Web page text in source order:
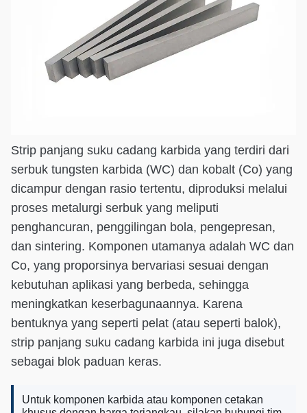
Strip panjang suku cadang karbida yang terdiri dari
serbuk tungsten karbida (WC) dan kobalt (Co) yang
dicampur dengan rasio tertentu, diproduksi melalui
proses metalurgi serbuk yang meliputi
penghancuran, penggilingan bola, pengepresan,
dan sintering. Komponen utamanya adalah WC dan
Co, yang proporsinya bervariasi sesuai dengan
kebutuhan aplikasi yang berbeda, sehingga
meningkatkan keserbagunaannya. Karena
bentuknya yang seperti pelat (atau seperti balok),
strip panjang suku cadang karbida ini juga disebut
sebagai blok paduan keras.
Untuk komponen karbida atau komponen cetakan